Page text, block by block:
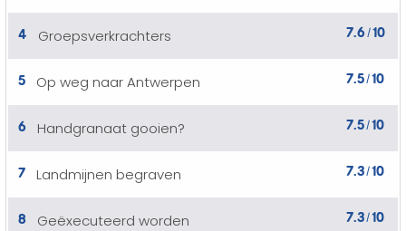
4 Groepsverkrachters 7.6 /10
5 Op weg naar Antwerpen 7.5/10
6 Handgranaat gooien? 7.5/10
7 Landmijnen begraven 7.3/10
8 Geëxecuteerd worden 7.3/10